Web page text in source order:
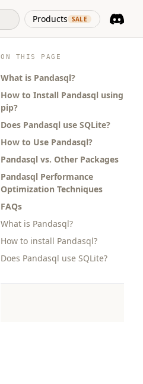
Products SALE
(opens in
ON THIS PAGE
What is Pandasql?
How to Install Pandasql using
pip?
Does Pandasql use SQLite?
How to Use Pandasql?
Pandasql vs. Other Packages
Pandasql Performance
Optimization Techniques
FAQs
What is Pandasql?
How to install Pandasql?
Does Pandasql use SQLite?